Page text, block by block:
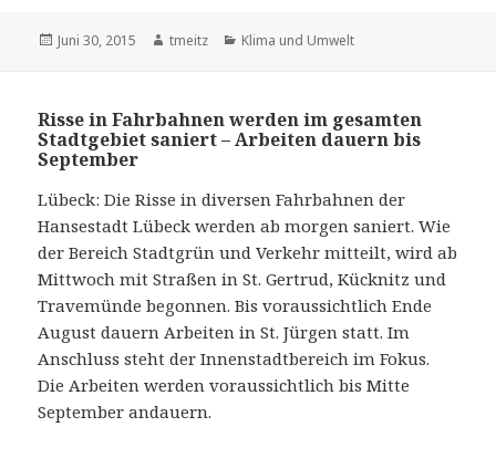
Veröffentlicht
Juni 30, 2015 Autor
tmeitz Kategorien
Klima und Umwelt
Risse in Fahrbahnen werden im gesamten
Stadtgebiet saniert – Arbeiten dauern bis
September
Lübeck: Die Risse in diversen Fahrbahnen der
Hansestadt Lübeck werden ab morgen saniert. Wie
der Bereich Stadtgrün und Verkehr mitteilt, wird ab
Mittwoch mit Straßen in St. Gertrud, Kücknitz und
Travemünde begonnen. Bis voraussichtlich Ende
August dauern Arbeiten in St. Jürgen statt. Im
Anschluss steht der Innenstadtbereich im Fokus.
Die Arbeiten werden voraussichtlich bis Mitte
September andauern.